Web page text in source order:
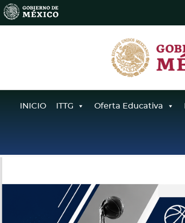
INICIO ITTG Oferta Educativa